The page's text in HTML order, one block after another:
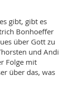
gibt, gibt es
Bonhoeffer
über Gott zu
und Andi
Folge mit
über das, was